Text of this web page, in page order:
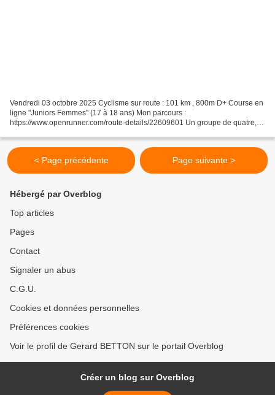
Vendredi 03 octobre 2025 Cyclisme sur route : 101 km , 800m D+ Course en
ligne "Juniors Femmes" (17 à 18 ans) Mon parcours :
https://www.openrunner.com/route-details/22609601 Un groupe de quatre,
< Page précédente Page suivante >
Hébergé par Overblog
Top articles
Pages
Contact
Signaler un abus
C.G.U.
Cookies et données personnelles
Préférences cookies
Voir le profil de Gerard BETTON sur le portail Overblog
Créer un blog sur Overblog